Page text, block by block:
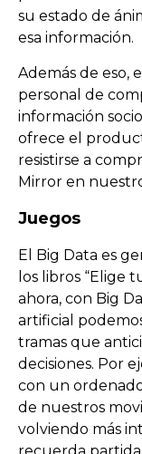
su estado de
esa información.
Además de eso,
personal de
información
ofrece el
resistirse a
Mirror en
Juegos
El Big Data es
los libros “Elige
ahora, con Big
artificial
tramas que
decisiones. Por
con un
de nuestros
volviendo más